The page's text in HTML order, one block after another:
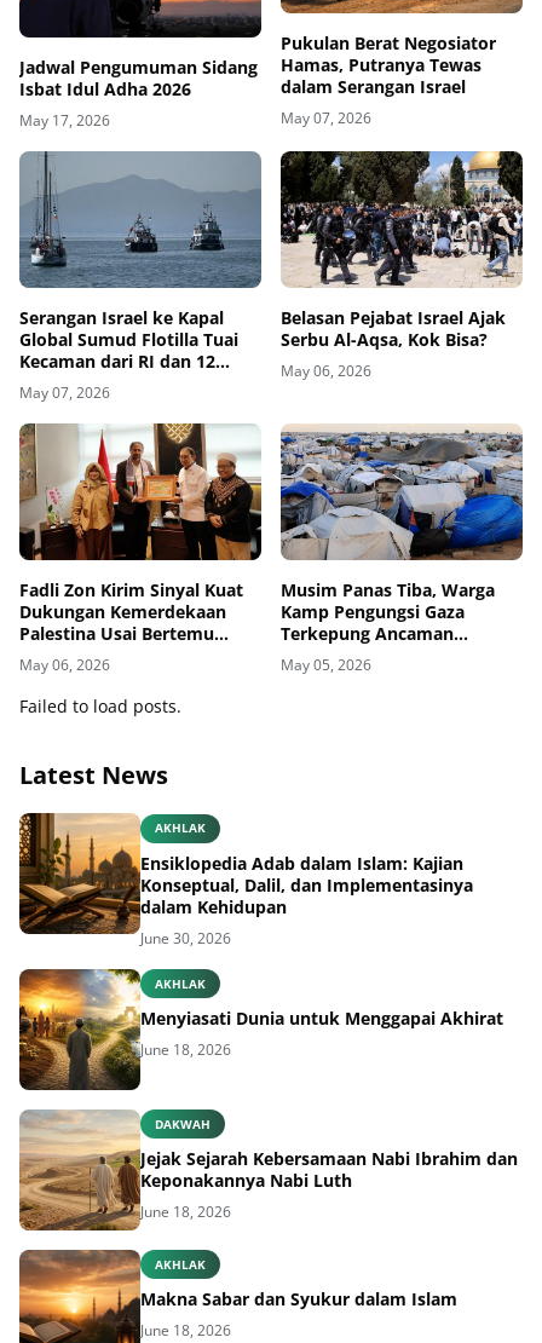
Jadwal Pengumuman Sidang
Isbat Idul Adha 2026
May 17, 2026
Pukulan Berat Negosiator
Hamas, Putranya Tewas
dalam Serangan Israel
May 07, 2026
Serangan Israel ke Kapal
Global Sumud Flotilla Tuai
Kecaman dari RI dan 12
Negara
May 07, 2026
Belasan Pejabat Israel Ajak
Serbu Al-Aqsa, Kok Bisa?
May 06, 2026
Fadli Zon Kirim Sinyal Kuat
Dukungan Kemerdekaan
Palestina Usai Bertemu
Delegasi di Kemenbud
May 06, 2026
Musim Panas Tiba, Warga
Kamp Pengungsi Gaza
Terkepung Ancaman
Penyakit Kulit
May 05, 2026
Failed to load posts.
Latest News
AKHLAK
Ensiklopedia Adab dalam Islam: Kajian
Konseptual, Dalil, dan Implementasinya
dalam Kehidupan
June 30, 2026
AKHLAK
Menyiasati Dunia untuk Menggapai Akhirat
June 18, 2026
DAKWAH
Jejak Sejarah Kebersamaan Nabi Ibrahim dan
Keponakannya Nabi Luth
June 18, 2026
AKHLAK
Makna Sabar dan Syukur dalam Islam
June 18, 2026